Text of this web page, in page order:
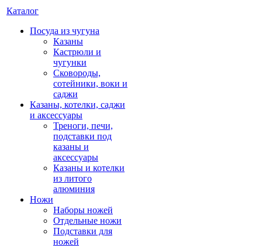
Каталог
Посуда из чугуна
Казаны
Кастрюли и
чугунки
Сковороды,
сотейники, воки и
саджи
Казаны, котелки, саджи
и аксессуары
Треноги, печи,
подставки под
казаны и
аксессуары
Казаны и котелки
из литого
алюминия
Ножи
Наборы ножей
Отдельные ножи
Подставки для
ножей